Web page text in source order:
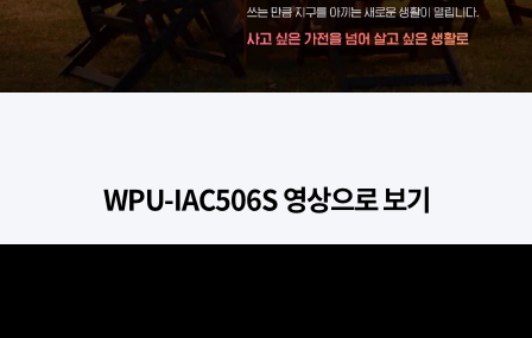
WPU-IAC506S 영상으로 보기